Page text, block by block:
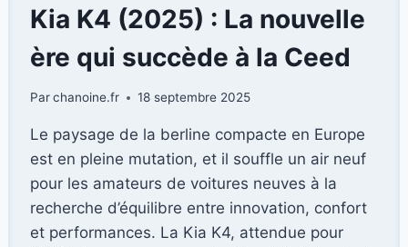
NOUVEAU
LIFTING
MODERNE
Kia K4 (2025) : La nouvelle
ère qui succède à la Ceed
Parchanoine.fr 18 septembre 2025
Le paysage de la berline compacte en Europe
est en pleine mutation, et il souffle un air neuf
pour les amateurs de voitures neuves à la
recherche d’équilibre entre innovation, confort
et performances. La Kia K4, attendue pour